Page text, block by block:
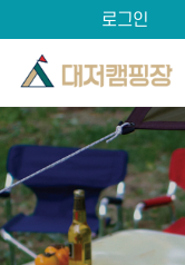
로그인